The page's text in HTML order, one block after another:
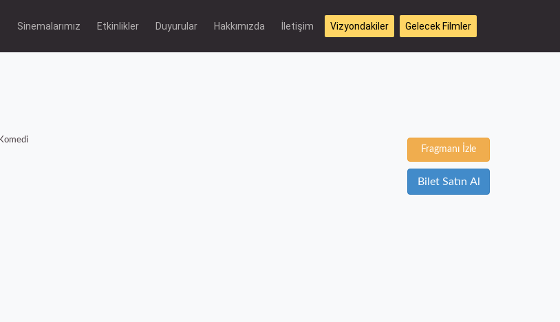
Sinemalarımız Etkinlikler Duyurular Hakkımızda İletişim Vizyondakiler Gelecek Filmler
Fragmanı İzle
Bilet Satın Al
Komedi